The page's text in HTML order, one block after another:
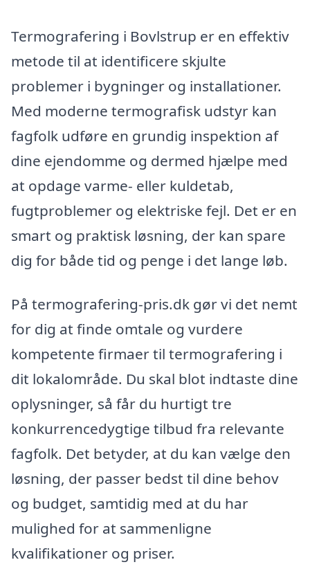
Termografering i Bovlstrup er en effektiv
metode til at identificere skjulte
problemer i bygninger og installationer.
Med moderne termografisk udstyr kan
fagfolk udføre en grundig inspektion af
dine ejendomme og dermed hjælpe med
at opdage varme- eller kuldetab,
fugtproblemer og elektriske fejl. Det er en
smart og praktisk løsning, der kan spare
dig for både tid og penge i det lange løb.
På termografering-pris.dk gør vi det nemt
for dig at finde omtale og vurdere
kompetente firmaer til termografering i
dit lokalområde. Du skal blot indtaste dine
oplysninger, så får du hurtigt tre
konkurrencedygtige tilbud fra relevante
fagfolk. Det betyder, at du kan vælge den
løsning, der passer bedst til dine behov
og budget, samtidig med at du har
mulighed for at sammenligne
kvalifikationer og priser.